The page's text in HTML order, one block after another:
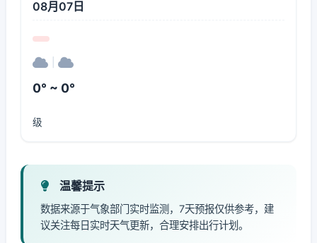
08月07日
0° ~ 0°
级
温馨提示
数据来源于气象部门实时监测，7天预报仅供参考，建
议关注每日实时天气更新，合理安排出行计划。